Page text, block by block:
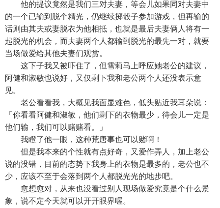
他的提议竟然是我们三对夫妻，等会儿如果同对夫妻中
的一个已输到脱个精光，仍继续掷骰子参加游戏，但再输的
话则由其夫或妻脱衣为他相抵，也就是最后夫妻俩人将有一
起脱光的机会，而夫妻两个人都输到脱光的最先一对，就要
当场做爱给其他夫妻们观赏。
这下子我又被吓住了，但雪莉马上呼应她老公的建议，
阿健和淑敏也说好，又仅剩下我和老公两个人还没表示意
见。
老公看看我，大概见我面显难色，低头贴近我耳朵说：
「你看看阿健和淑敏，他们剩下的衣物最少，待会儿一定是
他们输，我们可以赌赌看。」
我瞪了他一眼，这种荒唐事也可以赌啊！
但是我本来的个性就有点好奇，又爱作弄人，加上老公
说的没错，目前的态势下我身上的衣物是最多的，老公也不
少，应该不至于会落到两个人都脱光光的地步吧。
愈想愈对，从来也没看过别人现场做爱究竟是个什么景
象，说不定今天就可以开开眼界喔。